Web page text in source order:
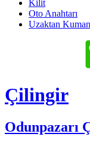
Kilit
Oto Anahtarı
Uzaktan
Çilingir
Odunpazarı